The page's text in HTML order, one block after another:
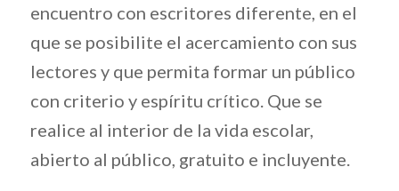
encuentro con escritores diferente, en el
que se posibilite el acercamiento con sus
lectores y que permita formar un público
con criterio y espíritu crítico. Que se
realice al interior de la vida escolar,
abierto al público, gratuito e incluyente.